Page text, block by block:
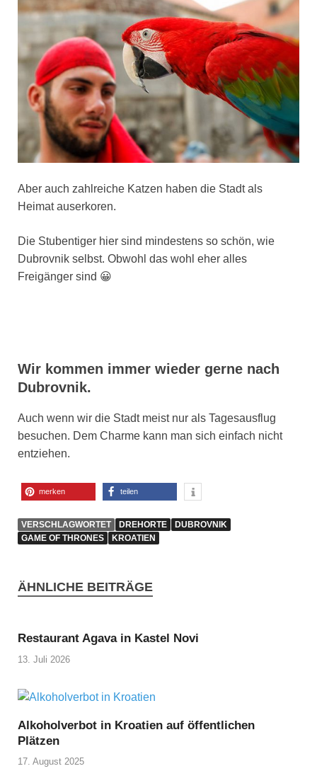
Aber auch zahlreiche Katzen haben die Stadt als
Heimat auserkoren.
Die Stubentiger hier sind mindestens so schön, wie
Dubrovnik selbst. Obwohl das wohl eher alles
Freigänger sind 😀
Wir kommen immer wieder gerne nach
Dubrovnik.
Auch wenn wir die Stadt meist nur als Tagesausflug
besuchen. Dem Charme kann man sich einfach nicht
entziehen.
merken teilen
VERSCHLAGWORTET DREHORTE
DUBROVNIK
GAME OF THRONES
KROATIEN
ÄHNLICHE BEITRÄGE
Restaurant Agava in Kastel Novi
13. Juli 2026
Alkoholverbot in Kroatien auf öffentlichen
Plätzen
17. August 2025